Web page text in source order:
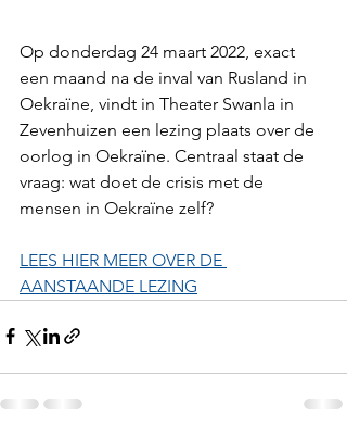
Op donderdag 24 maart 2022, exact
een maand na de inval van Rusland in
Oekraïne, vindt in Theater Swanla in
Zevenhuizen een lezing plaats over de
oorlog in Oekraïne. Centraal staat de
vraag: wat doet de crisis met de
mensen in Oekraïne zelf?
LEES HIER MEER OVER DE
AANSTAANDE LEZING